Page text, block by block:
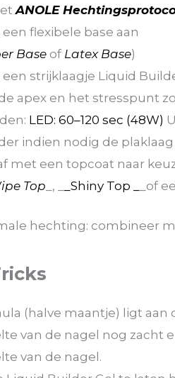
ANOLE
flexibele base aan
Base of Latex Base)
strijklaagje Liquid
apex en het stresspunt
LED: 60–120 sec (48W)
indien nodig de
met een topcoat naar
Top _, _ _Shiny Top _ _of
hechting: combineer
(halve maantje) ligt
van de nagel nog zacht
van de nagel.